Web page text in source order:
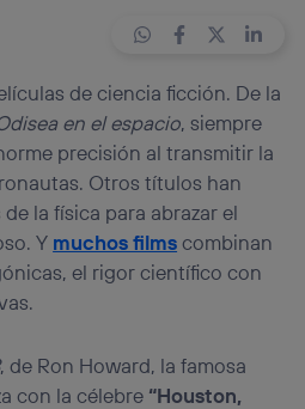
de ciencia ficción. De la
en el espacio, siempre
precisión al transmitir la
Otros títulos han
la física para abrazar el
Y muchos filmscombinan
el rigor científico con
, de Ron Howard, la famosa
con la célebre “Houston,